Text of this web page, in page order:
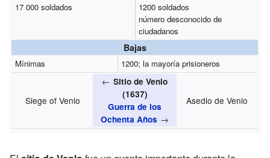
17 000 soldados
1200 soldados
número desconocido de
ciudadanos
Bajas
Mínimas 1200; la mayoría prisioneros
Siege of Venlo
← Sitio de Venlo
(1637)
Guerra de los
Ochenta Años →
Asedio de Venlo